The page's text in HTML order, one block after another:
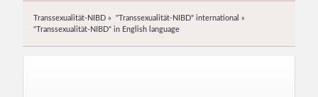
Transsexualität-NIBD » "Transsexualität-NIBD" international »
"Transsexualität-NIBD" in English language